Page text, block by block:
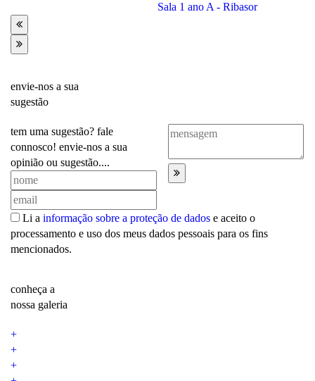
Sala 1 ano A - Ribasor
envie-nos a sua
sugestão
tem uma sugestão? fale
connosco! envie-nos a sua
opinião ou sugestão....
Li a informação sobre a proteção de dados e aceito o
processamento e uso dos meus dados pessoais para os fins
mencionados.
conheça a
nossa galeria
+
+
+